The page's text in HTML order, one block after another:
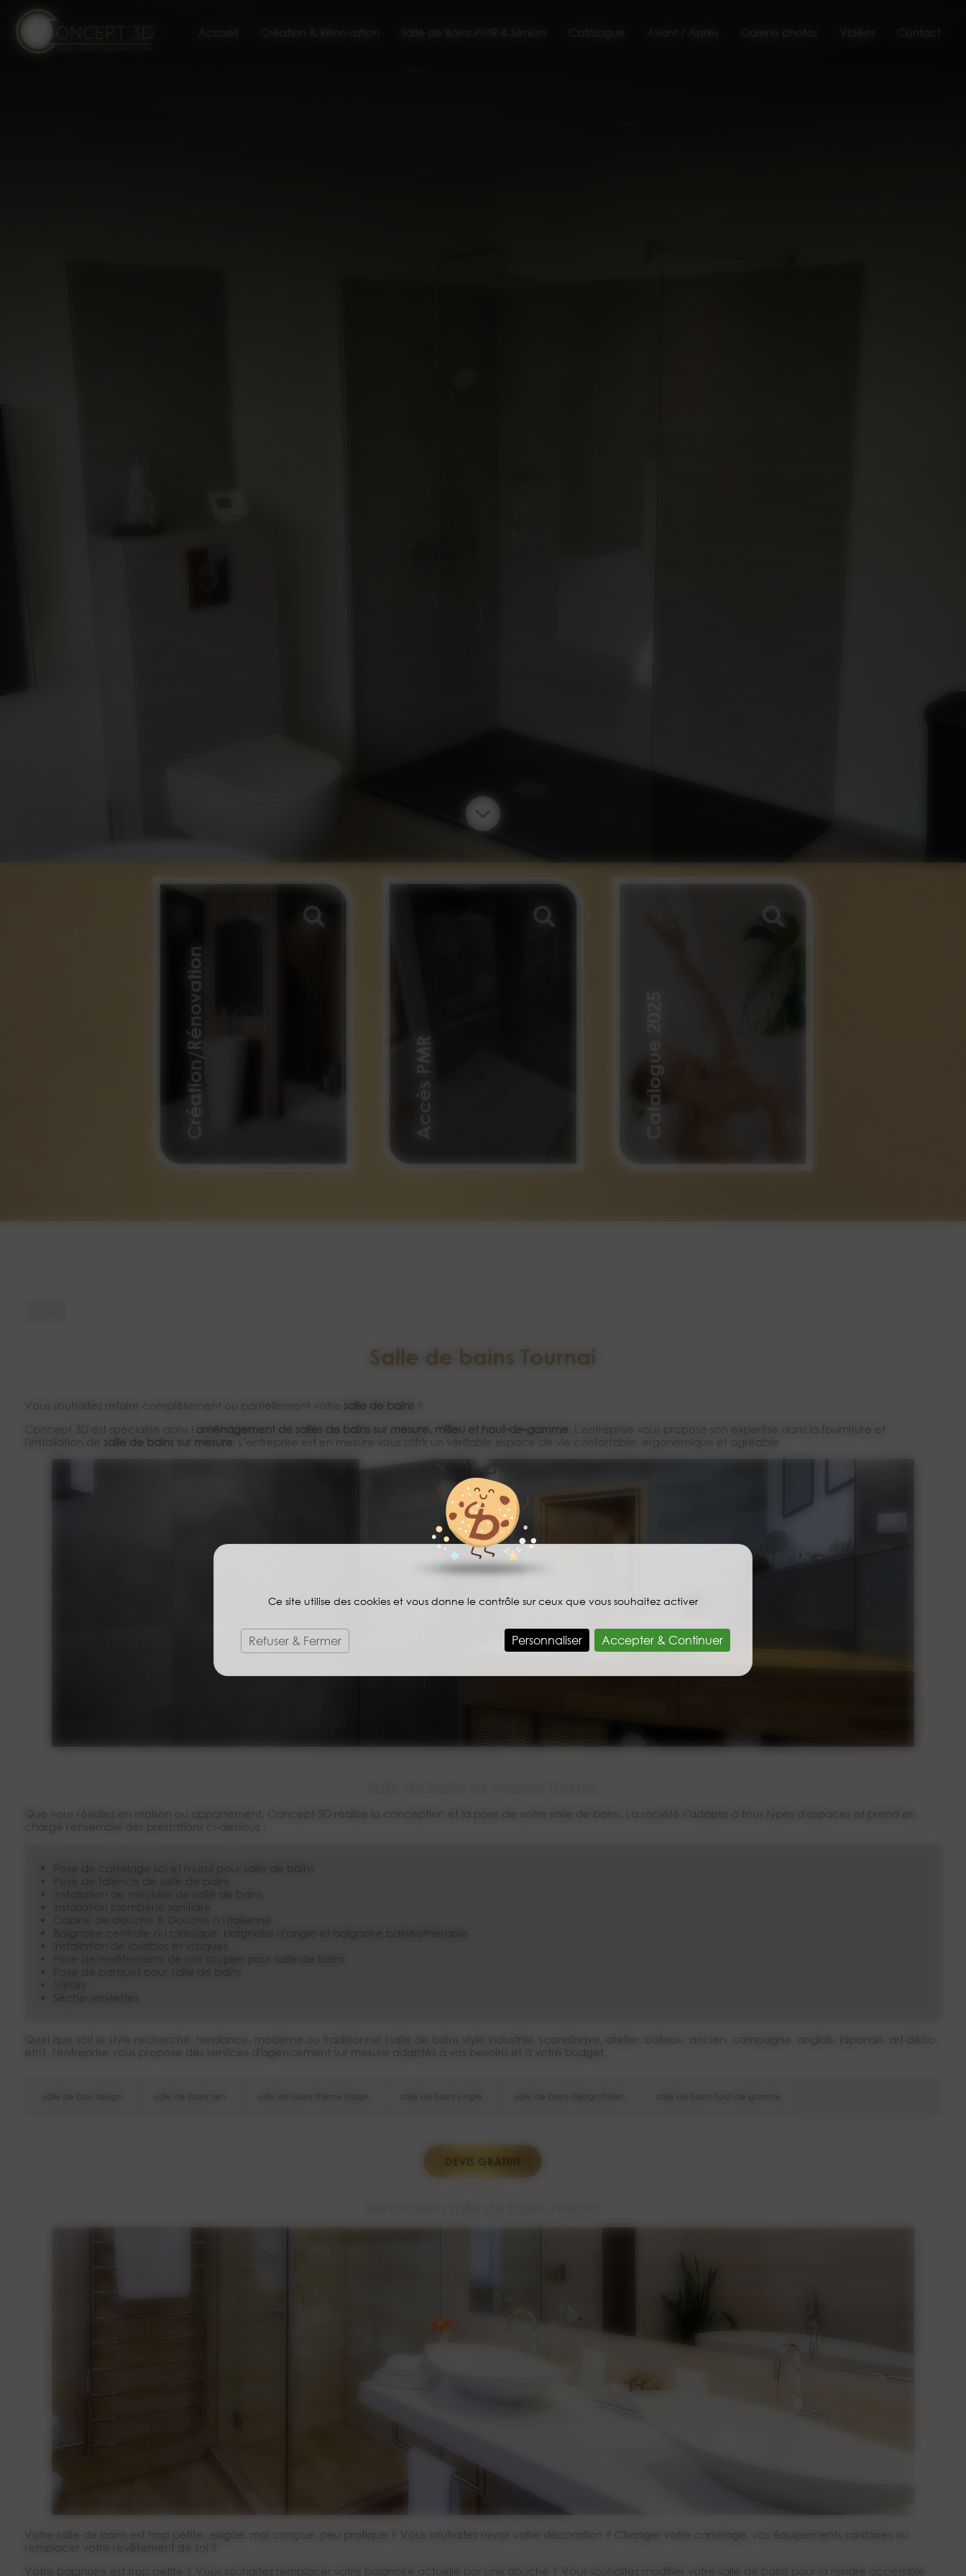
Ce site utilise des cookies et vous donne le contrôle sur ceux que vous souhaitez activer
Accepter & Continuer
Refuser & Fermer Personnaliser
Accueil Création & Rénovation Salle de Bains PMR & Séniors Catalogue Avant / Après Galerie photos Vidéos Contact
Création/Rénovation Accès PMR Catalogue 2025
Salle de bains Tournai
Vous souhaitez refaire complètement ou partiellement votre salle de bains ?
Concept 3D est spécialisé dans l'aménagement de salles de bains sur mesure, milieu et haut-de-gamme. L'entreprise vous propose son expertise dans la fourniture et
l'installation de salle de bains sur mesure . L'entreprise est en mesure vous offrir un véritable espace de vie confortable, ergonomique et agréable.
Que vous résidiez en maison ou appartement, Concept 3D réalise la conception et la pose de votre salle de bains. La société s'adapte à tous types d'espaces et prend en
charge l'ensemble des prestations ci-dessous :
Pose de carrelage sol et mural pour salle de bains
Cabine de douche & Douche à l'italienne
Quel que soit le style recherché, tendance, moderne ou traditionnel (salle de bains style industriel, scandinave, atelier, bateau, ancien, campagne, anglais, japonais, art déco,
etc), l'entreprise vous propose des services d'agencement sur mesure adaptés à vos besoins et à votre budget.
salle de bais design salle de bains zen salle de bains thème plage salle de bains jungle salle de bains design italien salle de bains haut de gamme
DEVIS GRATUIT
Votre salle de bains est trop petite, exigüe, mal conçue, peu pratique ? Vous souhaitez revoir votre décoration ? Changer votre carrelage, vos équipements sanitaires ou
remplacer votre revêtement de sol ?
Votre baignoire est trop petite ? Vous souhaitez remplacer votre baignoire actuelle par une douche ? Vous souhaitez modifier votre salle de bains pour la rendre accessible